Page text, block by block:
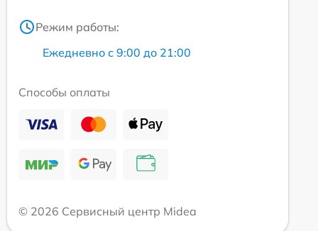
Режим работы:
Ежедневно с 9:00 до 21:00
Способы оплаты
© 2026 Сервисный центр Midea